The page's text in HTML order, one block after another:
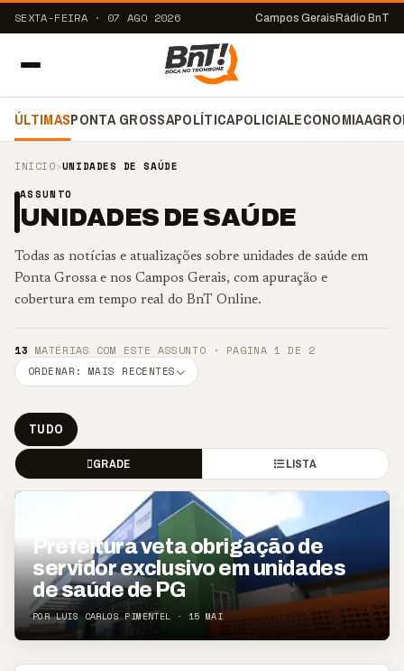
SEXTA-FEIRA · 07 AGO 2026 Campos Gerais Rádio BnT
ÚLTIMASPONTA GROSSAPOLÍTICAPOLICIALECONOMIA
INÍCIO›UNIDADES DE SAÚDE
ASSUNTO
UNIDADES DE SAÚDE
Todas as notícias e atualizações sobre unidades de saúde em
Ponta Grossa e nos Campos Gerais, com apuração e
cobertura em tempo real do BnT Online.
13 MATÉRIAS COM ESTE ASSUNTO · PÁGINA 1 DE 2
ORDENAR: MAIS RECENTES
TUDO
GRADE LISTA
Prefeitura veta obrigação de
servidor exclusivo em unidades
de saúde de PG
POR LUIS CARLOS PIMENTEL · 15 MAI